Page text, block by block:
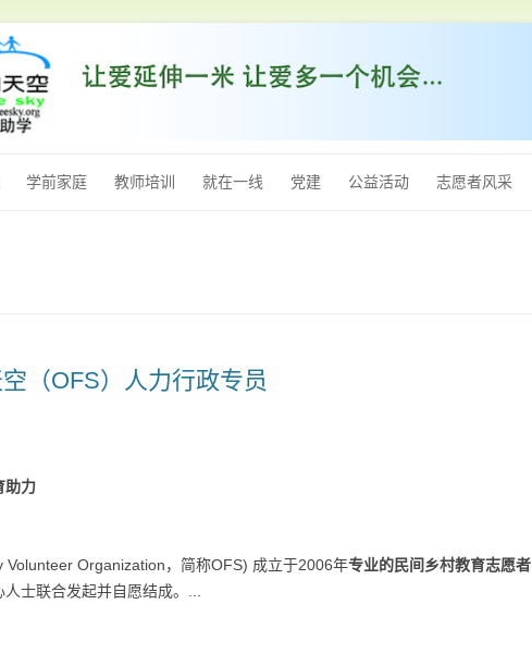
至
内
学前家庭 教师培训 就在一线 党建 公益活动 志愿者风采
（OFS）人力行政专员
助力
Volunteer Organization，简称OFS) 成立于2006年专业的民间乡村教育志愿者
士联合发起并自愿结成。...